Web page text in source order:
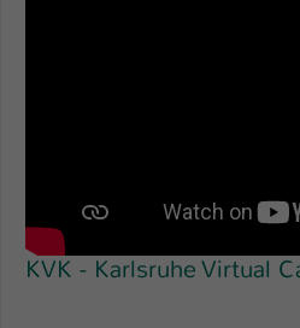
KVK - Karlsruhe Virtual